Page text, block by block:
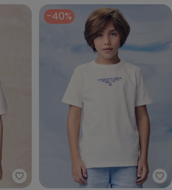
Youccie - Camiseta com
-40%